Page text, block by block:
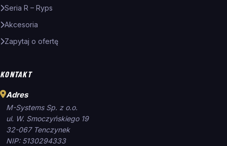
Seria R – Ryps
Akcesoria
Zapytaj o ofertę
KONTAKT
Adres
M-Systems Sp. z o.o.
ul. W. Smoczyńskiego 19
32-067 Tenczynek
NIP: 5130294333